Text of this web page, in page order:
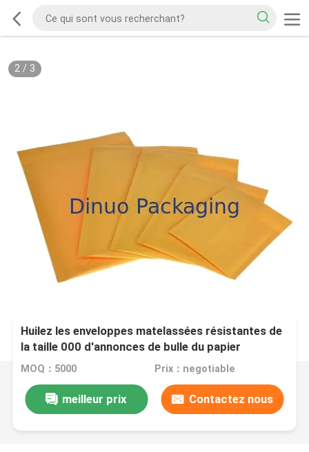
2/ 3
Huilez les enveloppes matelassées résistantes de
la taille 000 d'annonces de bulle du papier
d'emballage 4x8 adaptées aux besoins du client
MOQ：5000 Prix：negotiable
meilleur prix Contactez nous